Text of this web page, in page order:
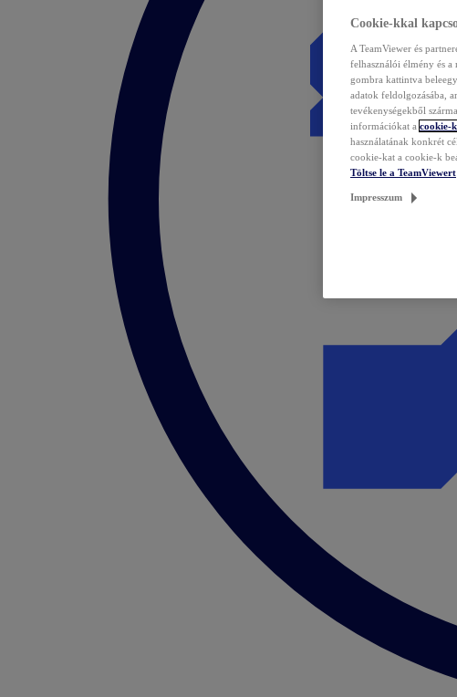
Cookie-kkal
A TeamViewer és
felhasználói élmény és a
gombra kattintva
adatok feldolgozásába,
tevékenységekből
információkat a cookie-
használatának konkrét
cookie-kat a cookie-k
Töltse le a TeamViewert
Impresszum